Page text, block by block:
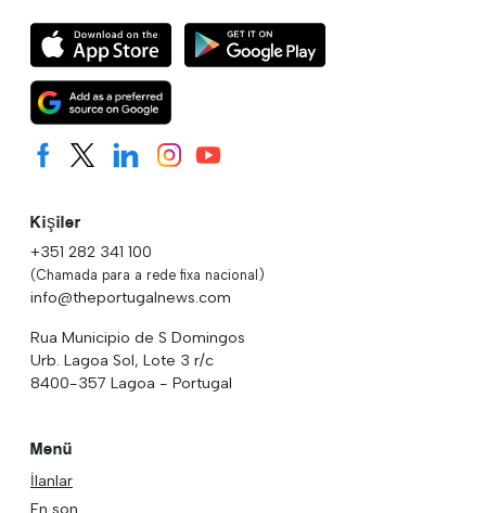
Kişiler
+351 282 341 100
(Chamada para a rede fixa nacional)
info@theportugalnews.com
Rua Municipio de S Domingos
Urb. Lagoa Sol, Lote 3 r/c
8400-357 Lagoa - Portugal
Menü
İlanlar
En son